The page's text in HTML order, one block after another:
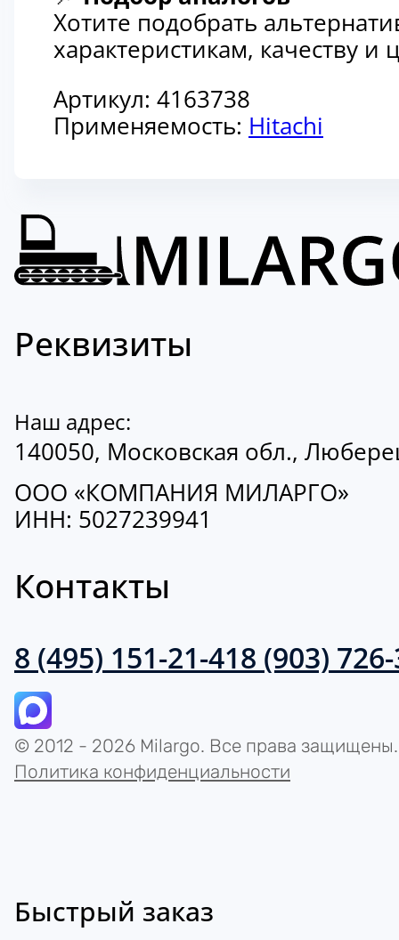
Хотите подобрать
характеристикам, качеству
Артикул: 4163738
Применяемость: Hitachi
Реквизиты
Наш адрес:
140050, Московская обл.,
ООО «КОМПАНИЯ МИЛАРГО»
ИНН: 5027239941
Контакты
8 (495) 151-21-418 (903)
© 2012 - 2026 Milargo. Все права защищены.
Политика конфиденциальности
Быстрый заказ